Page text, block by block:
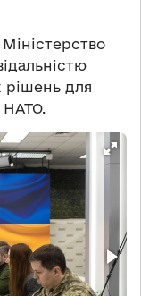
рішень для
НАТО.